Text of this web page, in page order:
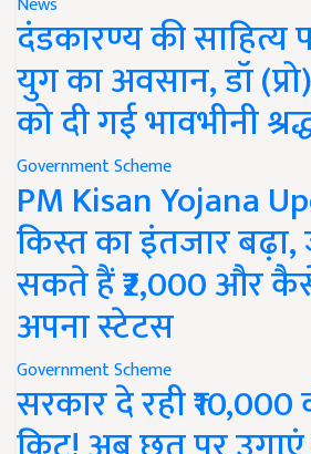
दंडकारण्य की साहित्य
युग का अवसान, डॉ
को दी गई भावभीनी
Government Scheme
PM Kisan Yojana
किस्त का इंतजार
सकते हैं ₹2,000 और
अपना स्टेटस
Government Scheme
सरकार दे रही ₹10,000